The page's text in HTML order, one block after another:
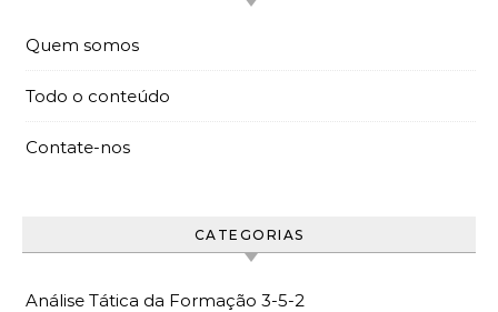
Quem somos
Todo o conteúdo
Contate-nos
CATEGORIAS
Análise Tática da Formação 3-5-2